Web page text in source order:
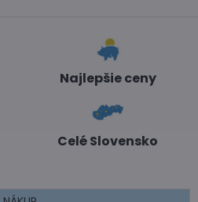
Najlepšie ceny
Celé Slovensko